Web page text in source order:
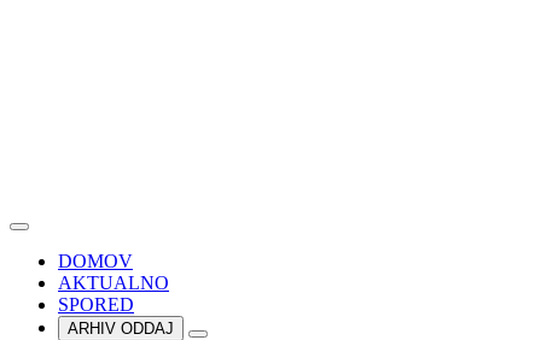
DOMOV
AKTUALNO
SPORED
ARHIV ODDAJ